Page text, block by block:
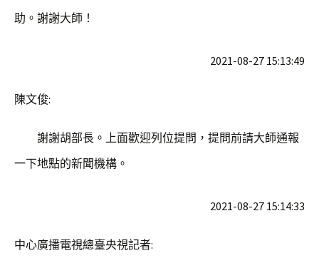
助。謝謝大師！
2021-08-27 15:13:49
陳文俊:
謝謝胡部長。上面歡迎列位提問，提問前請大師通報
一下地點的新聞機構。
2021-08-27 15:14:33
中心廣播電視總臺央視記者: